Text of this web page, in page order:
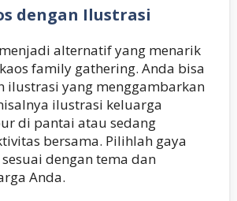
dengan Ilustrasi
alternatif yang menarik
family gathering. Anda bisa
ilustrasi yang menggambarkan
ilustrasi keluarga
di pantai atau sedang
bersama. Pilihlah gaya
dengan tema dan
Anda.